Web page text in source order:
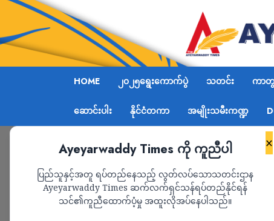
HOME ၂၀၂၅ရွေးကောက်ပွဲ သတင်း ကာတွ
ဆောင်းပါး နိုင်ငံတကာ အမျိုးသမီးကဏ္ဍ
×
Ayeyarwaddy Times ကို ကူညီပါ
ပြည်သူနှင့်အတူ ရပ်တည်နေသည့် လွတ်လပ်သောသတင်းဌာန
Ayeyarwaddy Times ဆက်လက်ရှင်သန်ရပ်တည်နိုင်ရန်
သင်၏ကူညီထောက်ပံ့မှု အထူးလိုအပ်နေပါသည်။
Home အီရန်မှ ရေနံဝယ်ယူတဲ့ ပုဂ္ဂလိက တရုတ်ရေ
နိုင်ငံတကာ သတင်း